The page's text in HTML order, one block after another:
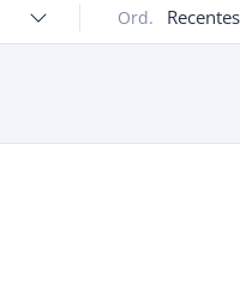
Ord. Recentes